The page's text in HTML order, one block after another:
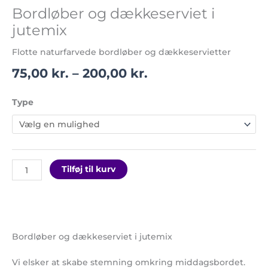
Bordløber og dækkeserviet i
jutemix
Flotte naturfarvede bordløber og dækkeservietter
75,00 kr. – 200,00 kr.
Type
Tilføj til kurv
Bordløber og dækkeserviet i jutemix
Vi elsker at skabe stemning omkring middagsbordet.